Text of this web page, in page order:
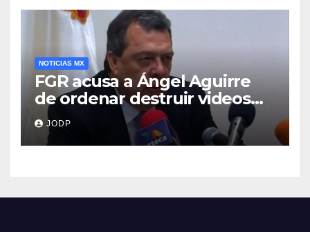
NOTICIAS MX
FGR acusa a Ángel Aguirre
de ordenar destruir videos
clave del caso Ayotzinapa
JODP